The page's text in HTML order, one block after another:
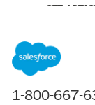
CET
1-800-667-